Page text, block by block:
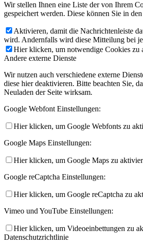
Wir stellen Ihnen eine Liste der von Ihrem
gespeichert werden. Diese können Sie in
Aktivieren, damit die Nachrichtenleiste
wird. Andernfalls wird diese Mitteilung bei
Hier klicken, um notwendige Cookies zu
Andere externe Dienste
Wir nutzen auch verschiedene externe
diese hier deaktivieren. Bitte beachten Sie,
Neuladen der Seite wirksam.
Google Webfont Einstellungen:
Hier klicken, um Google Webfonts zu
Google Maps Einstellungen:
Hier klicken, um Google Maps zu
Google reCaptcha Einstellungen:
Hier klicken, um Google reCaptcha zu
Vimeo und YouTube Einstellungen:
Hier klicken, um Videoeinbettungen zu
Datenschutzrichtlinie